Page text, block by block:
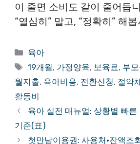
이 줄면 소비도 같이 줄어듭
“열심히” 말고, “정확히” 해봅
카
테
리
육아
태
그
19개월, 가정양육, 보육료, 부
월지출, 육아비용, 전환신청, 절약
활동비
육아 실전 매뉴얼: 상황별 빠
기준(표)
첫만남이용권: 사용처·잔액조